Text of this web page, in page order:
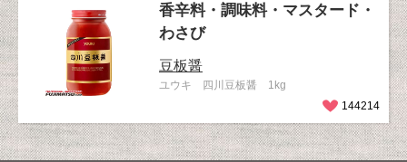
香辛料・調味料・マスタード・
わさび
豆板醤
ユウキ 四川豆板醤 1kg
144214